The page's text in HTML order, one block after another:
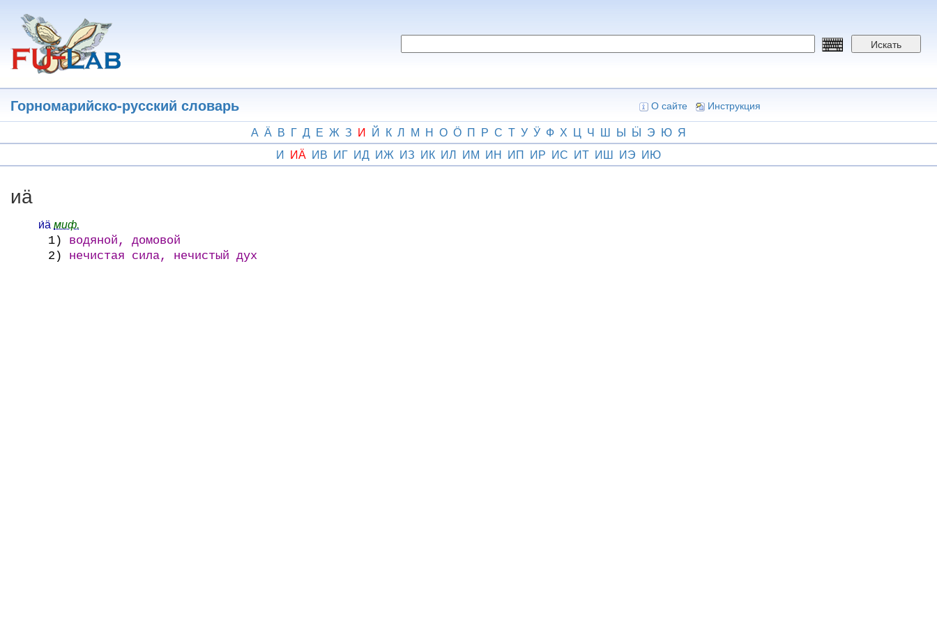
основному
содержанию
Искать
Горномарийско-русский словарь О сайте Инструкция
А Ӓ В Г Д Е Ж З И Й К Л М Н О Ӧ П Р С Т У Ӱ Ф Х Ц Ч Ш Ы Ӹ Э Ю Я
И ИӒ ИВ ИГ ИД ИЖ ИЗ ИК ИЛ ИМ ИН ИП ИР ИС ИТ ИШ ИЭ ИЮ
иӓ
и́ӓмиф.
1)
водяной, домовой
2)
нечистая сила, нечистый дух